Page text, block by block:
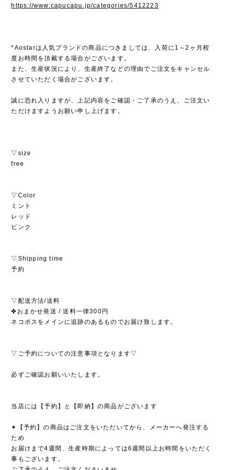
https://www.capucapu.jp/categories/5412223
*Aostarは人気ブランドの商品につきましては、入荷に1～2ヶ月程
度お時間を頂戴する場合がございます。
また、生産状況により、生産終了などの理由でご注文をキャンセル
させていただく場合がございます。
誠に恐れ入りますが、上記内容をご確認・ご了承のうえ、ご注文い
ただけますようお願い申し上げます。
▽size
free
▽Color
ミント
レッド
ピンク
▽Shipping time
予約
▽配送方法/送料
✤おまかせ発送 / 送料一律300円
ネコポスをメインに追跡のあるものでお届け致します。
▽ご予約についての注意事項となります▽
必ずご確認お願いいたします。
当店には【予約】と【即納】の商品がございます
✦【予約】の商品はご注文をいただいてから、メーカーへ発注する
ため
お届けまで4週間、生産時期によっては6週間以上お時間をいただく
事もございます。